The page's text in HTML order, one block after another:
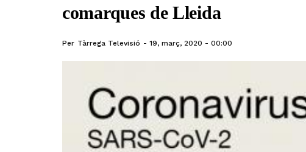
comarques de Lleida
Per Tàrrega Televisió 19, març, 2020 - 00:00